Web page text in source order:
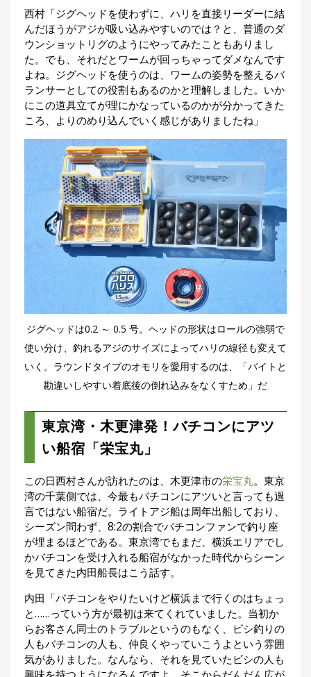
西村「ジグヘッドを使わずに、ハリを直接リーダーに結
んだほうがアジが吸い込みやすいのでは？と、普通のダ
ウンショットリグのようにやってみたこともありまし
た。でも、それだとワームが回っちゃってダメなんです
よね。ジグヘッドを使うのは、ワームの姿勢を整えるバ
ランサーとしての役割もあるのかと理解しました。いか
にこの道具立てが理にかなっているのかが分かってきた
ころ、よりのめり込んでいく感じがありましたね」
ジグヘッドは0.2 ～ 0.5 号。ヘッドの形状はロールの強弱で
使い分け、釣れるアジのサイズによってハリの線径も変えて
いく。ラウンドタイプのオモリを愛用するのは、「バイトと
勘違いしやすい着底後の倒れ込みをなくすため」だ
東京湾・木更津発！バチコンにアツ
い船宿「栄宝丸」
この日西村さんが訪れたのは、木更津市の栄宝丸。東京
湾の千葉側では、今最もバチコンにアツいと言っても過
言ではない船宿だ。ライトアジ船は周年出船しており、
シーズン問わず、8:2の割合でバチコンファンで釣り座
が埋まるほどである。東京湾でもまだ、横浜エリアでし
かバチコンを受け入れる船宿がなかった時代からシーン
を見てきた内田船長はこう話す。
内田「バチコンをやりたいけど横浜まで行くのはちょっ
と……っていう方が最初は来てくれていました。当初か
らお客さん同士のトラブルというのもなく、ビシ釣りの
人もバチコンの人も、仲良くやっていこうよという雰囲
気がありました。なんなら、それを見ていたビシの人も
合
わ
せ